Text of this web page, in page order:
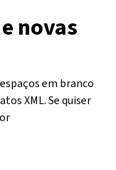
novas
em branco
XML. Se quiser